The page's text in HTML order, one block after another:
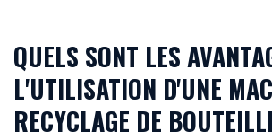
QUELS SONT LES
L'UTILISATION D'UNE
RECYCLAGE DE